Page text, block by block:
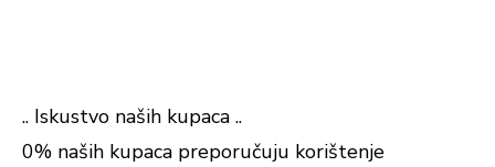
.. Iskustvo naših kupaca ..
0% naših kupaca preporučuju korištenje